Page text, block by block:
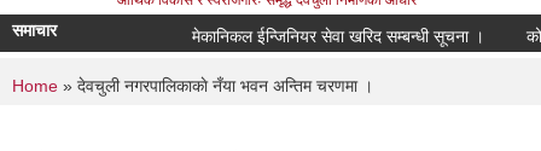
समाचार मेकानिकल ईन्जिनियर सेवा खरिद सम्बन्धी सूचना ।
You are here
Home » देवचुली नगरपालिकाकाे नँया भवन अन्तिम चरणमा ।